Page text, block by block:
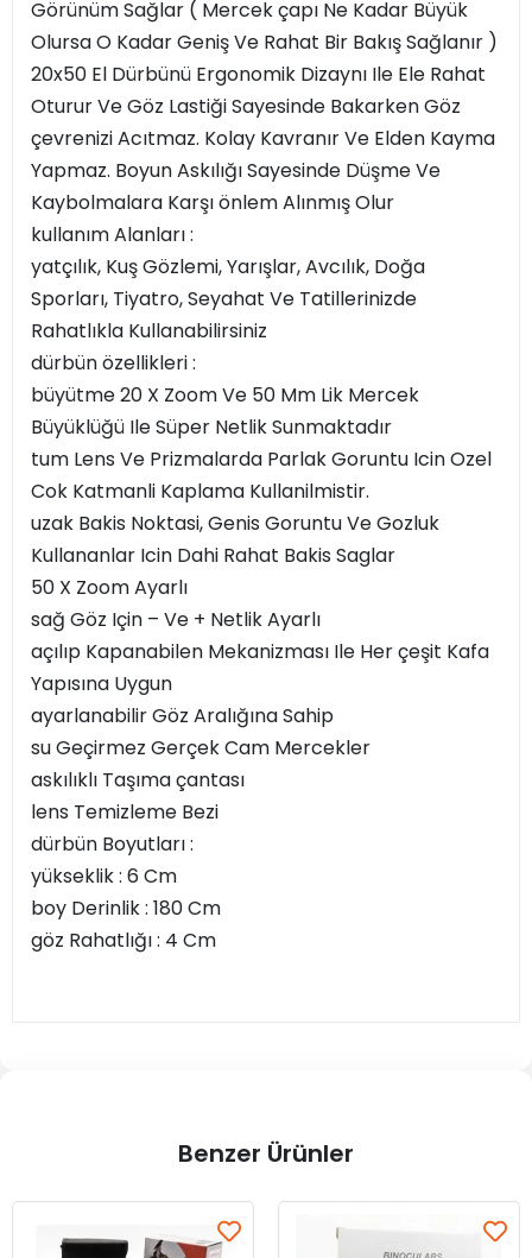
Görünüm Sağlar ( Mercek çapı Ne Kadar Büyük
Olursa O Kadar Geniş Ve Rahat Bir Bakış Sağlanır )
20x50 El Dürbünü Ergonomik Dizaynı Ile Ele Rahat
Oturur Ve Göz Lastiği Sayesinde Bakarken Göz
çevrenizi Acıtmaz. Kolay Kavranır Ve Elden Kayma
Yapmaz. Boyun Askılığı Sayesinde Düşme Ve
Kaybolmalara Karşı önlem Alınmış Olur
kullanım Alanları :
yatçılık, Kuş Gözlemi, Yarışlar, Avcılık, Doğa
Sporları, Tiyatro, Seyahat Ve Tatillerinizde
Rahatlıkla Kullanabilirsiniz
dürbün özellikleri :
büyütme 20 X Zoom Ve 50 Mm Lik Mercek
Büyüklüğü Ile Süper Netlik Sunmaktadır
tum Lens Ve Prizmalarda Parlak Goruntu Icin Ozel
Cok Katmanli Kaplama Kullanilmistir.
uzak Bakis Noktasi, Genis Goruntu Ve Gozluk
Kullananlar Icin Dahi Rahat Bakis Saglar
50 X Zoom Ayarlı
sağ Göz Için – Ve + Netlik Ayarlı
açılıp Kapanabilen Mekanizması Ile Her çeşit Kafa
Yapısına Uygun
ayarlanabilir Göz Aralığına Sahip
su Geçirmez Gerçek Cam Mercekler
askılıklı Taşıma çantası
lens Temizleme Bezi
dürbün Boyutları :
yükseklik : 6 Cm
boy Derinlik : 180 Cm
göz Rahatlığı : 4 Cm
Benzer Ürünler